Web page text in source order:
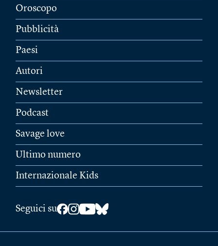
Oroscopo
Pubblicità
Paesi
Autori
Newsletter
Podcast
Savage love
Ultimo numero
Internazionale Kids
Seguici su